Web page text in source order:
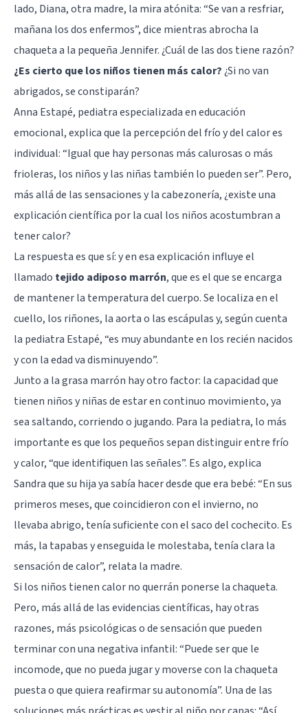
lado, Diana, otra madre, la mira atónita: “Se van a resfriar,
mañana los dos enfermos”, dice mientras abrocha la
chaqueta a la pequeña Jennifer. ¿Cuál de las dos tiene razón?
¿Es cierto que los niños tienen más calor?¿Si no van
abrigados, se constiparán?
Anna Estapé, pediatra especializada en educación
emocional, explica que la percepción del frío y del calor es
individual: “Igual que hay personas más calurosas o más
frioleras, los niños y las niñas también lo pueden ser”. Pero,
más allá de las sensaciones y la cabezonería, ¿existe una
explicación científica por la cual los niños acostumbran a
tener calor?
La respuesta es que sí: y en esa explicación influye el
llamado tejido adiposo marrón, que es el que se encarga
de mantener la temperatura del cuerpo. Se localiza en el
cuello, los riñones, la aorta o las escápulas y, según cuenta
la pediatra Estapé, “es muy abundante en los recién nacidos
y con la edad va disminuyendo”.
Junto a la grasa marrón hay otro factor: la capacidad que
tienen niños y niñas de estar en continuo movimiento, ya
sea saltando, corriendo o jugando. Para la pediatra, lo más
importante es que los pequeños sepan distinguir entre frío
y calor, “que identifiquen las señales”. Es algo, explica
Sandra que su hija ya sabía hacer desde que era bebé: “En sus
primeros meses, que coincidieron con el invierno, no
llevaba abrigo, tenía suficiente con el saco del cochecito. Es
más, la tapabas y enseguida le molestaba, tenía clara la
sensación de calor”, relata la madre.
Si los niños tienen calor no querrán ponerse la chaqueta.
Pero, más allá de las evidencias científicas, hay otras
razones, más psicológicas o de sensación que pueden
terminar con una negativa infantil: “Puede ser que le
incomode, que no pueda jugar y moverse con la chaqueta
puesta o que quiera reafirmar su autonomía”. Una de las